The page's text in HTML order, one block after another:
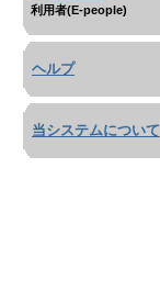
利用者(E-people)
ヘルプ
当システムについて